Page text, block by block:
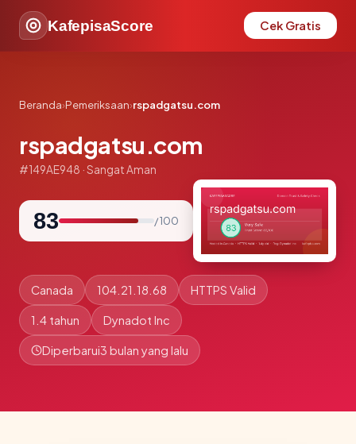
KafepisaScore Cek Gratis
Beranda›Pemeriksaan›rspadgatsu.com
rspadgatsu.com
#149AE948 · Sangat Aman
83 / 100
Canada 104.21.18.68 HTTPS Valid
1.4 tahun Dynadot Inc
Diperbarui3 bulan yang lalu